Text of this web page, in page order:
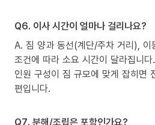
Q6. 이사 시간이 얼마나 걸리나요?
A. 짐 양과 동선(계단/주차 거리), 이
조건에 따라 소요 시간이 달라집니다.
인원 구성이 짐 규모에 맞게 잡히면
편입니다.
Q7. 분해/조립은 포함인가요?